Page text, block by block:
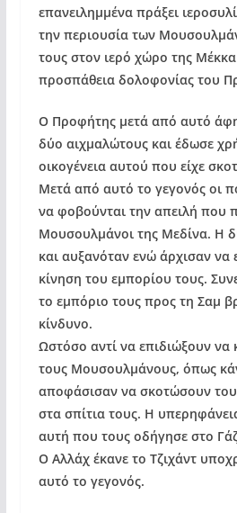
επανειλημμένα πράξει
την περιουσία των
τους στον ιερό χώρο της Μέκκα
προσπάθεια δολοφονίας του
Ο Προφήτης μετά από αυτό
δύο αιχμαλώτους και έδωσε
οικογένεια αυτού που είχε
Μετά από αυτό το γεγονός οι
να φοβούνται την απειλή που
Μουσουλμάνοι της Μεδίνα. Η
και αυξανόταν ενώ άρχισαν να
κίνηση του εμπορίου τους.
το εμπόριο τους προς τη Σαμ
κίνδυνο.
Ωστόσο αντί να επιδιώξουν να
τους Μουσουλμάνους, όπως
αποφάσισαν να σκοτώσουν
στα σπίτια τους. Η
αυτή που τους οδήγησε στο
Ο Αλλάχ έκανε το Τζιχάντ
αυτό το γεγονός.